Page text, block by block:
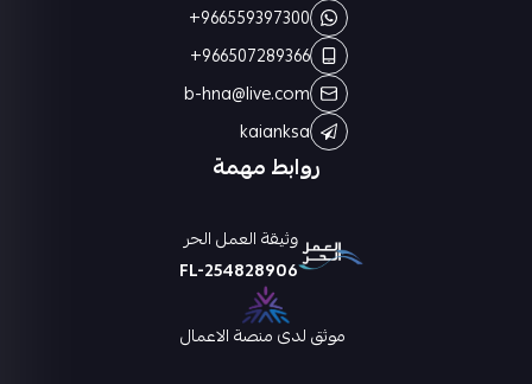
روابط مهمة
+966559397300
+966507289366
b-hna@live.com
kaianksa
وثيقة العمل الحر
FL-254828906
موثق لدى منصة الاعمال